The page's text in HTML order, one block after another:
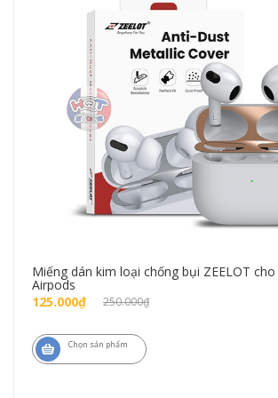
Miếng dán kim loại chống bụi ZEELOT
Airpods
125.000₫
250.000₫
Chọn sản phẩm